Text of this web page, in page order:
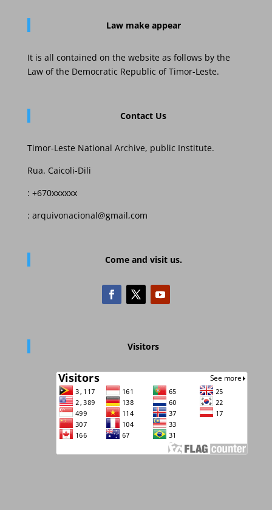
Law make appear
It is all contained on the website as follows by the
Law of the Democratic Republic of Timor-Leste.
Contact Us
Timor-Leste National Archive, public Institute.
Rua. Caicoli-Dili
: +670xxxxxx
: arquivonacional@gmail,com
Come and visit us.
Visitors